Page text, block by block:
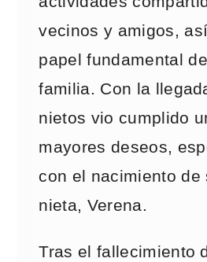
vecinos y amigos,
papel fundamental
familia. Con la
nietos vio cumplido
mayores deseos,
con el nacimiento de
nieta, Verena.
Tras el fallecimiento